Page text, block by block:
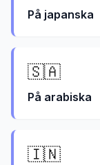
På japanska
🇸🇦
På arabiska
🇮🇳